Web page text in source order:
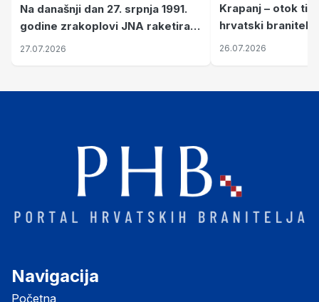
Na današnji dan 27. srpnja 1991.
godine zrakoplovi JNA raketirali
su vojarnu i obučni centar "Nikola
27.07.2026
Krapanj – otok
hrvatski branitelji
pronalaze mir
26.07.2026
Navigacija
Početna